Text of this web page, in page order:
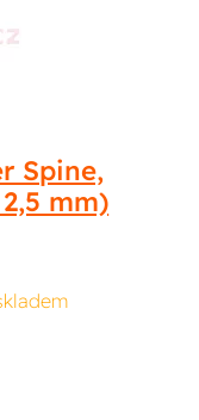
Spine,
mm)